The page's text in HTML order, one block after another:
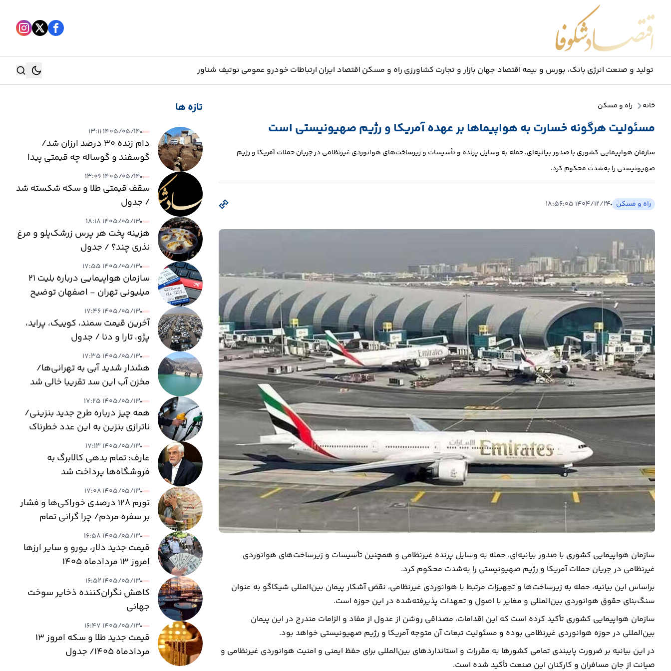
تولید و صنعت انرژی بانک، بورس و بیمه اقتصاد جهان بازار و تجارت کشاورزی راه و مسکن اقتصاد ایران ارتباطات خودرو عمومی نوتیف شناور
جستجو
خانه راه و مسکن
مسئولیت هرگونه خسارت به هواپیماها بر عهده آمریکا و رژیم صهیونیستی است
سازمان هواپیمایی کشوری با صدور بیانیه‌ای، حمله به وسایل پرنده و تأسیسات و زیرساخت‌های هوانوردی غیرنظامی در جریان حملات آمریکا و رژیم
صهیونیستی را به‌شدت محکوم کرد.
راه و مسکن ۱۴۰۴/۱۲/۲۴ ۱۸:۵۶:۰۵
سازمان هواپیمایی کشوری با صدور بیانیه‌ای، حمله به وسایل پرنده غیرنظامی و همچنین تأسیسات و زیرساخت‌های هوانوردی
غیرنظامی در جریان حملات آمریکا و رژیم صهیونیستی را به‌شدت محکوم کرد.
براساس این بیانیه، حمله به زیرساخت‌ها و تجهیزات مرتبط با هوانوردی غیرنظامی، نقض آشکار پیمان بین‌المللی شیکاگو به عنوان
سنگ‌بنای حقوق هوانوردی بین‌المللی و مغایر با اصول و تعهدات پذیرفته‌شده در این حوزه است.
سازمان هواپیمایی کشوری تأکید کرده است که این اقدامات، مصداقی روشن از عدول از مفاد و الزامات مندرج در این پیمان
بین‌المللی در حوزه هوانوردی غیرنظامی بوده و مسئولیت تبعات آن متوجه آمریکا و رژیم صهیونیستی خواهد بود.
در این بیانیه بر ضرورت پایبندی تمامی کشورها به مقررات و استانداردهای بین‌المللی برای حفظ ایمنی و امنیت هوانوردی غیرنظامی و
صیانت از جان مسافران و کارکنان این صنعت تأکید شده است.
تازه ها
۱۴۰۵/۰۵/۱۴ ۱۳:۱۱
دام زنده ۳۰ درصد ارزان شد/
گوسفند و گوساله چه قیمتی پیدا
کرد؟
۱۴۰۵/۰۵/۱۴ ۱۳:۰۶
سقف قیمتی طلا و سکه شکسته شد
/ جدول
۱۴۰۵/۰۵/۱۳ ۱۸:۱۸
هزینه پخت هر پرس زرشک‌پلو و مرغ
نذری چند؟ / جدول
۱۴۰۵/۰۵/۱۳ ۱۷:۵۵
سازمان هواپیمایی درباره بلیت ۲۱
میلیونی تهران - اصفهان توضیح
داد۱۴۰۵/۰۵/۱۳ ۱۷:۴۶
آخرین قیمت سمند، کوییک، پراید،
پژو، تارا و دنا / جدول
۱۴۰۵/۰۵/۱۳ ۱۷:۳۵
هشدار شدید آبی به تهرانی‌ها/
مخزن آب این سد تقریبا خالی شد
۱۴۰۵/۰۵/۱۳ ۱۷:۲۵
همه چیز درباره طرح جدید بنزینی/
ناترازی بنزین به این عدد خطرناک
می‌رسد
۱۴۰۵/۰۵/۱۳ ۱۷:۱۳
عارف: تمام بدهی کالابرگ به
فروشگاه‌ها پرداخت شد
۱۴۰۵/۰۵/۱۳ ۱۷:۰۸
تورم ۱۲۸ درصدی خوراکی‌ها و فشار
بر سفره مردم/ چرا گرانی تمام
نمی‌شود؟
۱۴۰۵/۰۵/۱۳ ۱۶:۵۸
قیمت جدید دلار، یورو و سایر ارزها
امروز ۱۳ مردادماه ۱۴۰۵
۱۴۰۵/۰۵/۱۳ ۱۶:۵۲
کاهش نگران‌کننده ذخایر سوخت
جهانی
۱۴۰۵/۰۵/۱۳ ۱۶:۴۷
قیمت جدید طلا و سکه امروز ۱۳
مردادماه ۱۴۰۵/ جدول